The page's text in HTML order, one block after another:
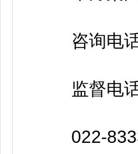
咨询电话
监督电话
022-